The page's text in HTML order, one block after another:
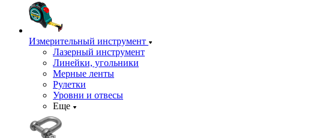
Измерительный инструмент
Лазерный инструмент
Линейки, угольники
Мерные ленты
Рулетки
Уровни и отвесы
Еще